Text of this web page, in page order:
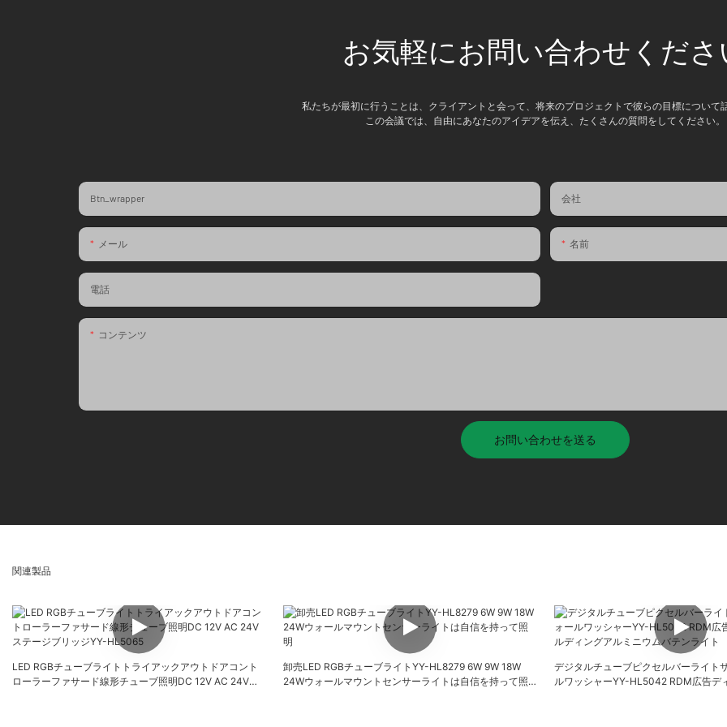
お気軽にお問い合わせくださ
私たちが最初に行うことは、クライアントと会って、将来のプロジェクトで彼らの目標について
この会議では、自由にあなたのアイデアを伝え、たくさんの質問をしてください。
Btn_wrapper 会社
メール 名前
電話
コンテンツ
お問い合わせを送る
関連製品
LED RGBチューブライトトライアックアウトドアコント
ローラーファサード線形チューブ照明DC 12V AC 24Vス
卸売LED RGBチューブライトYY-HL8279 6W 9W 18W
24Wウォールマウントセンサーライトは自信を持って照
デジタルチューブピクセルバーライト
ルワッシャーYY-HL5042 RDM広告デ